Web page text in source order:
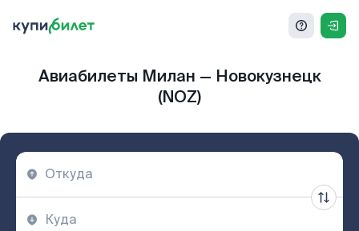
Авиабилеты Милан — Новокузнецк
(NOZ)